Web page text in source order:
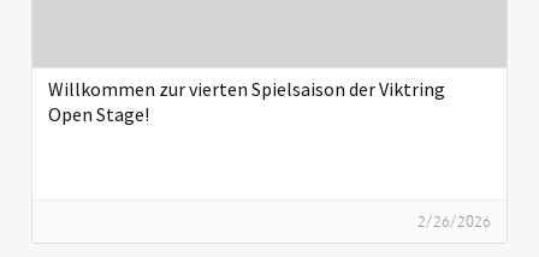
Willkommen zur vierten Spielsaison der Viktring
Open Stage!
2/26/2026